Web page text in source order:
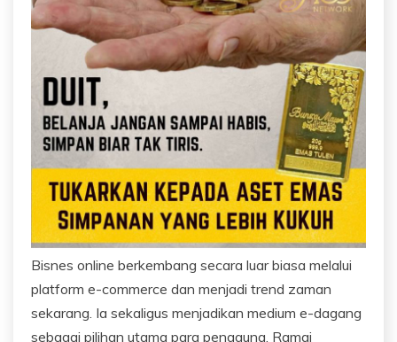
Bisnes online berkembang secara luar biasa melalui
platform e-commerce dan menjadi trend zaman
sekarang. Ia sekaligus menjadikan medium e-dagang
sebagai pilihan utama para pengguna. Ramai